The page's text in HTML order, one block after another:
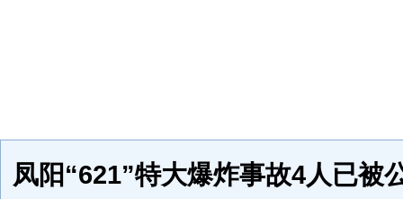
凤阳“621”特大爆炸事故4人已被